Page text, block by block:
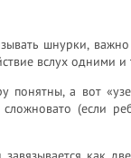
шнурки, важно
вслух одними
понятны, а вот
(если